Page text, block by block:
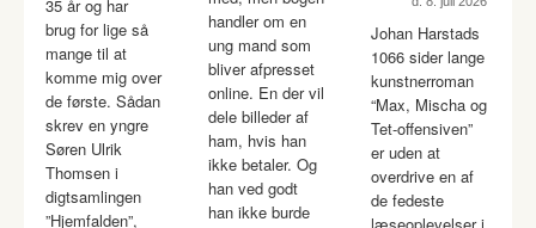
35 år og har
brug for lige så
mange til at
komme mig over
de første. Sådan
skrev en yngre
Søren Ulrik
Thomsen i
digtsamlingen
”Hjemfalden”,
handler om en
ung mand som
bliver afpresset
online. En der vil
dele billeder af
ham, hvis han
ikke betaler. Og
han ved godt
han ikke burde
Johan Harstads
1066 sider lange
kunstnerroman
“Max, Mischa og
Tet-offensiven”
er uden at
overdrive en af
de fedeste